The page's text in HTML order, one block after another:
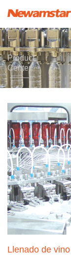
Product
Center
Llenado de vino